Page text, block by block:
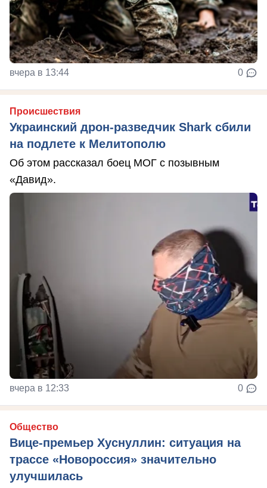
вчера в 13:44 0
Происшествия
Украинский дрон-разведчик Shark сбили
на подлете к Мелитополю
Об этом рассказал боец МОГ с позывным
«Давид».
вчера в 12:33 0
Общество
Вице-премьер Хуснуллин: ситуация на
трассе «Новороссия» значительно
улучшилась